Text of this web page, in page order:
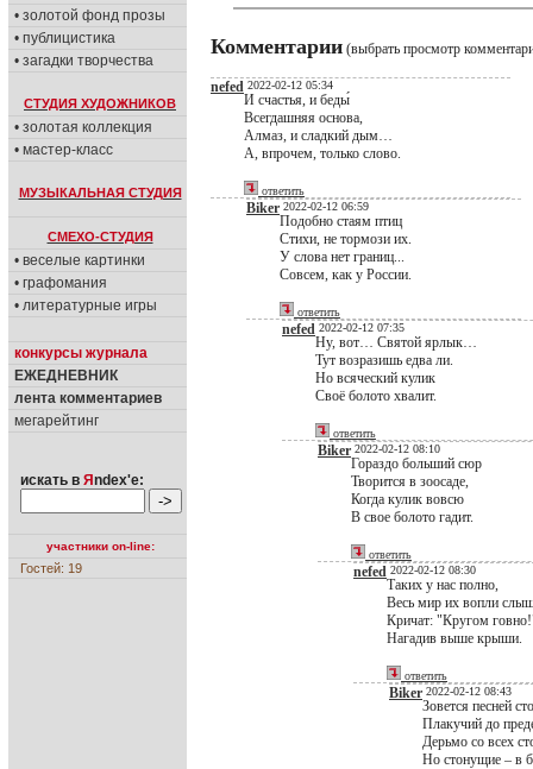
• золотой фонд прозы
• публицистика
• загадки творчества
СТУДИЯ ХУДОЖНИКОВ
• золотая коллекция
• мастер-класс
МУЗЫКАЛЬНАЯ СТУДИЯ
СМЕХО-СТУДИЯ
• веселые картинки
• графомания
• литературные игры
конкурсы журнала
ЕЖЕДНЕВНИК
лента комментариев
мегарейтинг
искать в Я ndex'е:
участники on-line:
Гостей: 19
Комментарии (выбрать просмотр
nefed 2022-02-12 05:34
И счастья, и беды́
Всегдашняя основа,
Алмаз, и сладкий дым…
А, впрочем, только слово.
ответить
Biker 2022-02-12 06:59
Подобно стаям птиц
Стихи, не тормози их.
У слова нет границ...
Совсем, как у России.
ответить
nefed 2022-02-12 07:35
Ну, вот… Святой ярлык…
Тут возразишь едва ли.
Но всяческий кулик
Своё болото хвалит.
ответить
Biker 2022-02-12 08:10
Гораздо больший сюр
Творится в зоосаде,
Когда кулик вовсю
В свое болото гадит.
ответить
nefed 2022-02-12 08:30
Таких у нас полно,
Весь мир их вопли
Кричат: "Кругом
Нагадив выше крыши.
ответить
Biker 2022-02-12 08:43
Зовется песней
Плакучий до
Дерьмо со всех
Но стонущие – в